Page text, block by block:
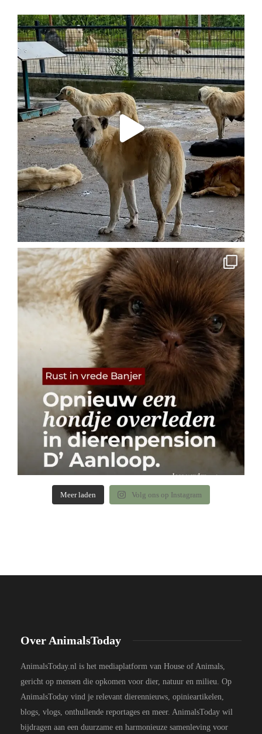
Meer laden Volg ons op Instagram
Over AnimalsToday
AnimalsToday.nl is het mediaplatform van House of Animals,
gericht op mensen die opkomen voor dier, natuur en milieu. Op
AnimalsToday vind je relevant dierennieuws, opinieartikelen,
blogs, vlogs, onthullende reportages en meer. AnimalsToday wil
bijdragen aan een duurzame en harmonieuze samenleving voor